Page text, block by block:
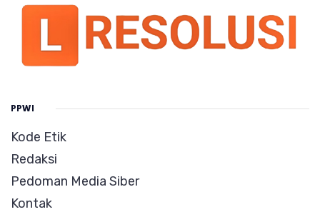
PPWI
Kode Etik
Redaksi
Pedoman Media Siber
Kontak